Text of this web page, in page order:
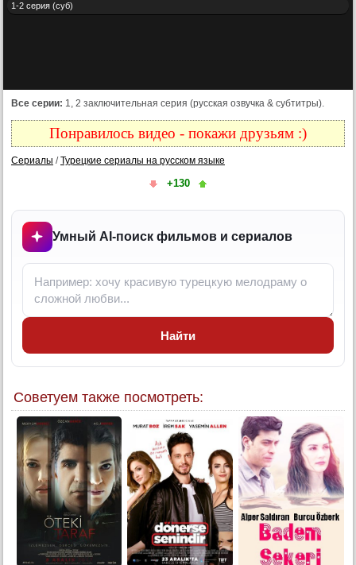
1-2 серия (суб)
Все серии: 1, 2 заключительная серия (русская озвучка & субтитры).
Понравилось видео - покажи друзьям :)
Сериалы /Турецкие сериалы на русском языке
+130
Умный AI-поиск фильмов и сериалов
Найти
Советуем также посмотреть: